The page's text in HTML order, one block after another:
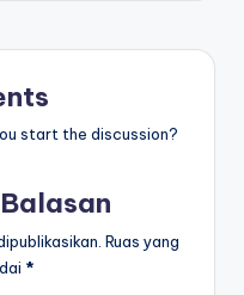
start the discussion?
Ruas yang
*